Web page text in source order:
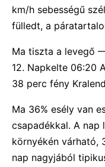
km/h sebességű
fülledt, a
Ma tiszta a levegő
12. Napkelte 06:20
38 perc fény
Ma 36% esély van
csapadékkal. A nap
környékén várható,
nap nagyjából